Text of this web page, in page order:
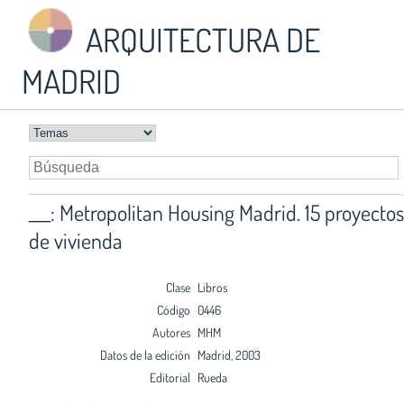
ARQUITECTURA DE
MADRID
___: Metropolitan Housing Madrid. 15 proyectos
de vivienda
Clase Libros
Código 0446
Autores MHM
Datos de la edición Madrid, 2003
Editorial Rueda